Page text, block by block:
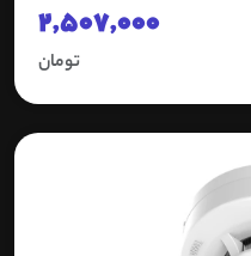
2,507,000
تومان